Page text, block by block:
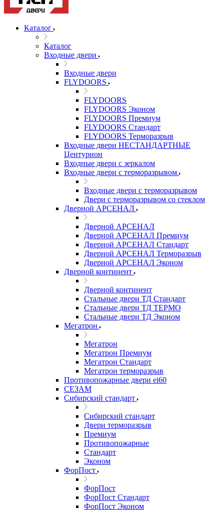
Каталог
Каталог
Входные двери
Входные двери
FLYDOORS
FLYDOORS
FLYDOORS Эконом
FLYDOORS Премиум
FLYDOORS Стандарт
FLYDOORS Терморазрыв
Входные двери НЕСТАНДАРТНЫЕ
Центурион
Входные двери с зеркалом
Входные двери с терморазрывом
Входные двери с терморазрывом
Двери с терморазрывом со стеклом
Дверной АРСЕНАЛ
Дверной АРСЕНАЛ
Дверной АРСЕНАЛ Премиум
Дверной АРСЕНАЛ Стандарт
Дверной АРСЕНАЛ Терморазрыв
Дверной АРСЕНАЛ Эконом
Дверной континент
Дверной континент
Стальные двери ТД Стандарт
Стальные двери ТД ТЕРМО
Стальные двери ТД Эконом
Мегатрон
Мегатрон
Мегатрон Премиум
Мегатрон Стандарт
Мегатрон терморазрыв
Противопожарные двери ei60
СЕЗАМ
Сибирский стандарт
Сибирский стандарт
Двери терморазрыв
Премиум
Противопожарные
Стандарт
Эконом
ФорПост
ФорПост
ФорПост Стандарт
ФорПост Эконом